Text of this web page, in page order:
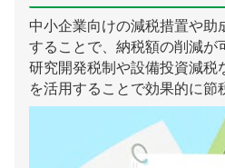
中小企業向けの減税措置や助
することで、納税額の削減が
研究開発税制や設備投資減税
を活用することで効果的に節